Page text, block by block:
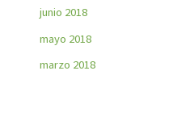
junio 2018
mayo 2018
marzo 2018